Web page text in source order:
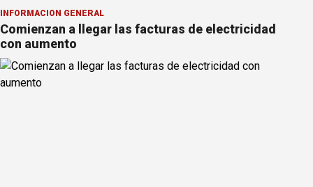
INFORMACION GENERAL
Comienzan a llegar las facturas de electricidad
con aumento